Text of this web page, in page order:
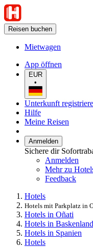
Reisen buchen
Mietwagen
App öffnen
EUR
•
Unterkunft
Hilfe
Meine Reisen
Anmelden
Sichere dir
Anmelden
Mehr zu
Feedback
Hotels
Hotels mit Parkplatz in
Hotels in Oñati
Hotels in Baskenland
Hotels in Spanien
Hotels